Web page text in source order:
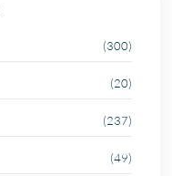
(300)
(20)
(237)
(49)